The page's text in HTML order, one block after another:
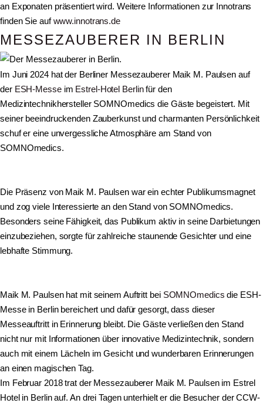
an Exponaten präsentiert wird. Weitere Informationen zur Innotrans
finden Sie aufwww.innotrans.de
MESSEZAUBERER IN BERLIN
Im Juni 2024 hat der Berliner Messezauberer Maik M. Paulsen auf
der ESH-Messeim Estrel-Hotel Berlinfür den
Medizintechnikhersteller SOMNOmedics die Gäste begeistert. Mit
seiner beeindruckenden Zauberkunst und charmanten Persönlichkeit
schuf er eine unvergessliche Atmosphäre am Stand von
SOMNOmedics.
Die Präsenz von Maik M. Paulsen war ein echter Publikumsmagnet
und zog viele Interessierte an den Stand von SOMNOmedics.
Besonders seine Fähigkeit, das Publikum aktiv in seine Darbietungen
einzubeziehen, sorgte für zahlreiche staunende Gesichter und eine
lebhafte Stimmung.
Maik M. Paulsen hat mit seinem Auftritt bei SOMNOmedics die ESH-
Messe in Berlin bereichert und dafür gesorgt, dass dieser
Messeauftritt in Erinnerung bleibt. Die Gäste verließen den Stand
nicht nur mit Informationen über innovative Medizintechnik, sondern
auch mit einem Lächeln im Gesicht und wunderbaren Erinnerungen
an einen magischen Tag.
Im Februar 2018 trat der Messezauberer Maik M. Paulsen im Estrel
Hotel in Berlin auf. An drei Tagen unterhielt er die Besucher der CCW-